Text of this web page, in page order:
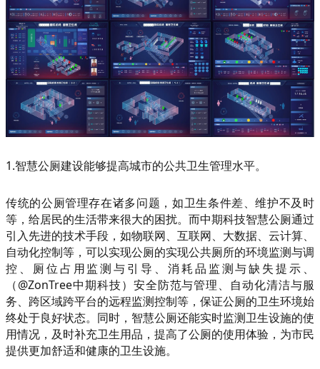
1.智慧公厕建设能够提高城市的公共卫生管理水平。
传统的公厕管理存在诸多问题，如卫生条件差、维护不及时
等，给居民的生活带来很大的困扰。而中期科技智慧公厕通过
引入先进的技术手段，如物联网、互联网、大数据、云计算、
自动化控制等，可以实现公厕的实现公共厕所的环境监测与调
控、厕位占用监测与引导、消耗品监测与缺失提示、
（@ZonTree中期科技）安全防范与管理、自动化清洁与服
务、跨区域跨平台的远程监测控制等，保证公厕的卫生环境始
终处于良好状态。同时，智慧公厕还能实时监测卫生设施的使
用情况，及时补充卫生用品，提高了公厕的使用体验，为市民
提供更加舒适和健康的卫生设施。